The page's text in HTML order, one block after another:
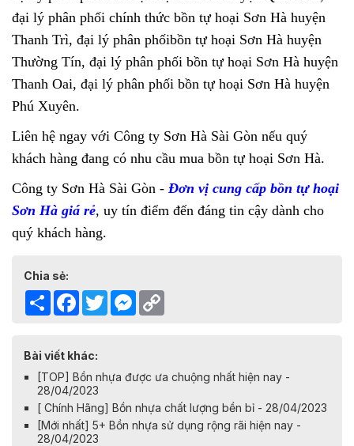
đại lý phân phối chính thức bồn tự hoại Sơn Hà huyện
Thanh Trì, đại lý phân phốibồn tự hoại Sơn Hà huyện
Thường Tín, đại lý phân phối bồn tự hoại Sơn Hà huyện
Thanh Oai, đại lý phân phối bồn tự hoại Sơn Hà huyện
Phú Xuyên.
Liên hệ ngay với Công ty Sơn Hà Sài Gòn nếu quý
khách hàng đang có nhu cầu mua bồn tự hoại Sơn Hà.
Công ty Sơn Hà Sài Gòn - Đơn vị cung cấp bồn tự hoại
Sơn Hà giá rẻ, uy tín điểm đến đáng tin cậy dành cho
quý khách hàng.
Chia sẻ:
Share Facebook
TwitterMessenger
Bài viết khác:
[TOP] Bồn nhựa được ưa chuộng nhất hiện nay -
28/04/2023
[ Chính Hãng] Bồn nhựa chất lượng bền bỉ - 28/04/2023
[Mới nhất] 5+ Bồn nhựa sử dụng rộng rãi hiện nay -
28/04/2023